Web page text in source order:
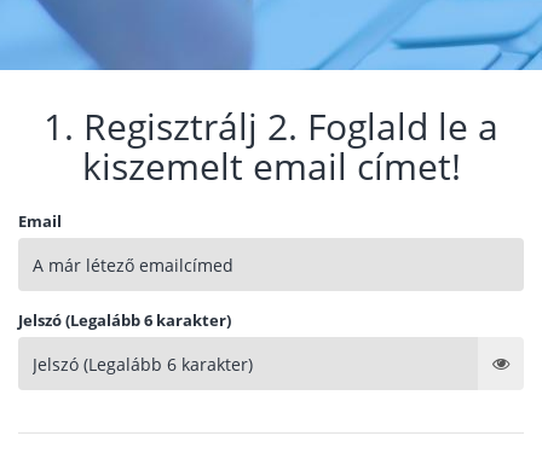
1. Regisztrálj 2. Foglald le a
kiszemelt email címet!
Email
Jelszó (Legalább 6 karakter)